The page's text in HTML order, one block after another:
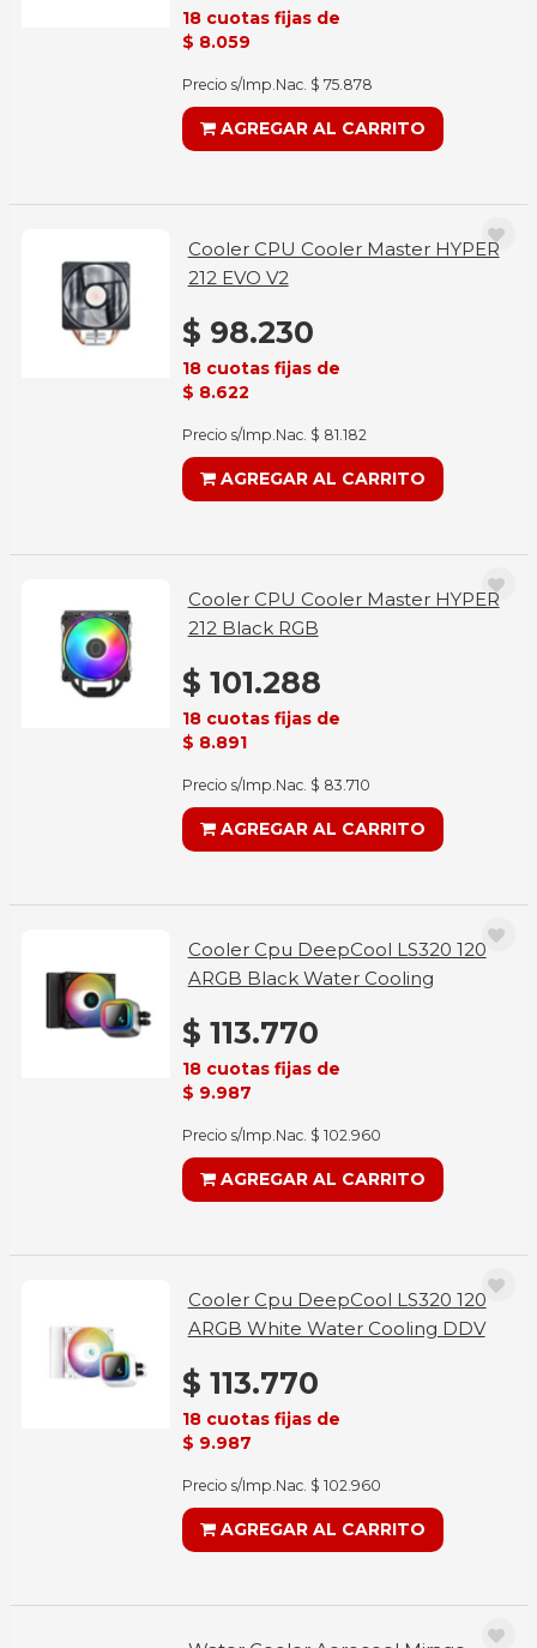
18 cuotas fijas de
$ 8.059
Precio s/Imp.Nac. $ 75.878
AGREGAR AL CARRITO
Cooler CPU Cooler Master HYPER
212 EVO V2
$ 98.230
18 cuotas fijas de
$ 8.622
Precio s/Imp.Nac. $ 81.182
AGREGAR AL CARRITO
Cooler CPU Cooler Master HYPER
212 Black RGB
$ 101.288
18 cuotas fijas de
$ 8.891
Precio s/Imp.Nac. $ 83.710
AGREGAR AL CARRITO
Cooler Cpu DeepCool LS320 120
ARGB Black Water Cooling
$ 113.770
18 cuotas fijas de
$ 9.987
Precio s/Imp.Nac. $ 102.960
AGREGAR AL CARRITO
Cooler Cpu DeepCool LS320 120
ARGB White Water Cooling DDV
$ 113.770
18 cuotas fijas de
$ 9.987
Precio s/Imp.Nac. $ 102.960
AGREGAR AL CARRITO